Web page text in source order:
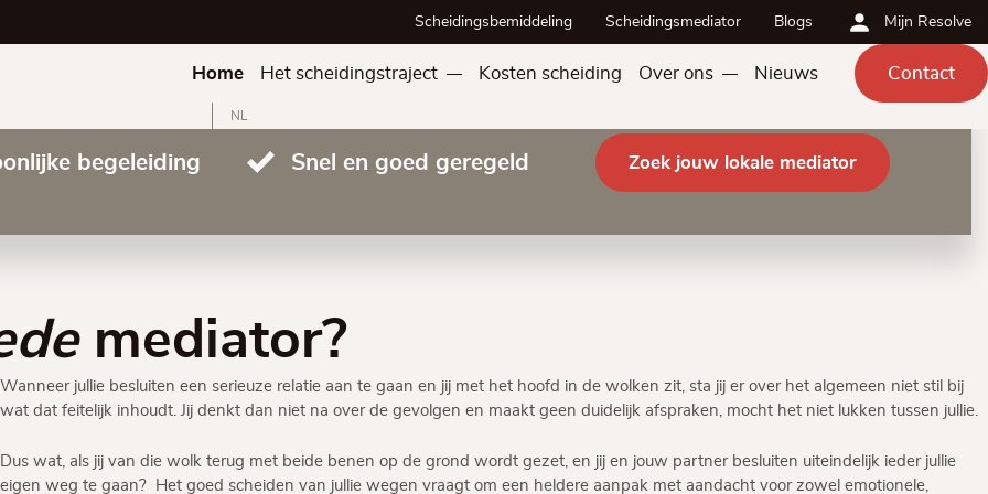
Scheidingsbemiddeling Scheidingsmediator Blogs Mijn Resolve
Home Het scheidingstraject Kosten scheiding Over ons Nieuws Contact
NL
en
enbegeleiding Snel en goed geregeld Zoek jouw lokale mediator
mediator?
Wanneer jullie besluiten een serieuze relatie aan te gaan en jij met het hoofd in de wolken zit, sta jij er over het algemeen niet stil bij
wat dat feitelijk inhoudt. Jij denkt dan niet na over de gevolgen en maakt geen duidelijk afspraken, mocht het niet lukken tussen jullie.
Dus wat, als jij van die wolk terug met beide benen op de grond wordt gezet, en jij en jouw partner besluiten uiteindelijk ieder jullie
eigen weg te gaan? Het goed scheiden van jullie wegen vraagt om een heldere aanpak met aandacht voor zowel emotionele,